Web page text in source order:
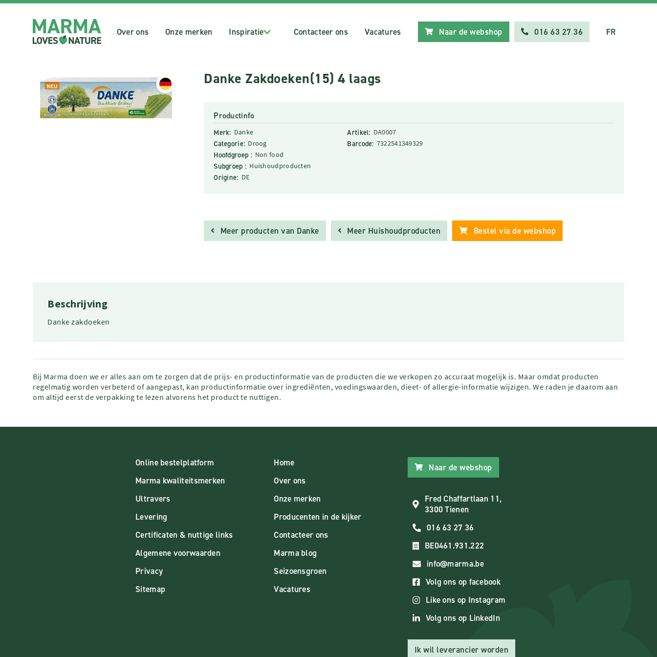
Over ons Onze merken Inspiratie Contacteer ons Vacatures Naar de webshop 016 63 27 36 FR
Danke Zakdoeken(15) 4 laags
Productinfo
Merk: Danke
Categorie: Droog
Hoofdgroep : Non food
Subgroep : Huishoudproducten
Origine: DE
Artikel: DA0007
Barcode: 7322541349329
Meer producten van Danke Meer Huishoudproducten Bestel via de webshop
Beschrijving
Danke zakdoeken
Bij Marma doen we er alles aan om te zorgen dat de prijs- en productinformatie van de producten die we verkopen zo accuraat mogelijk is. Maar omdat producten
regelmatig worden verbeterd of aangepast, kan productinformatie over ingrediënten, voedingswaarden, dieet- of allergie-informatie wijzigen. We raden je daarom aan
om altijd eerst de verpakking te lezen alvorens het product te nuttigen.
Online bestelplatform
Marma kwaliteitsmerken
Ultravers
Levering
Certificaten & nuttige links
Algemene voorwaarden
Privacy
Sitemap
Home
Over ons
Onze merken
Producenten in de kijker
Contacteer ons
Marma blog
Seizoensgroen
Vacatures
Naar de webshop
Fred Chaffartlaan 11,
3300 Tienen
016 63 27 36
BE0461.931.222
info@marma.be
Volg ons op facebook
Like ons op Instagram
Volg ons op LinkedIn
Ik wil leverancier worden